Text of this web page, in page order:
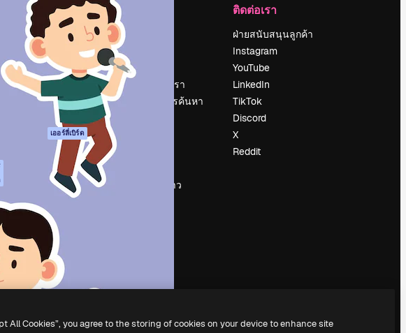
เริ่มต้นใช้งาน
Academy
เอกสาร
การสนับสนุน
เงื่อนไขการใช้งาน
นโยบายความเป็น
เออร์ลี่เบิร์ด
นโยบายคุกกี้
ศูนย์ความน่าเชื่อถือ
พันธมิตร
ธุรกิจ
ราคา
เกี่ยวกับเรา
รีวิว
ร่วมงานกับเรา
แนวโน้มการค้นหา
ห้องแถลงข่าว
ติดต่อเรา
ฝ่ายสนับสนุนลูกค้า
Instagram
YouTube
LinkedIn
TikTok
Discord
X
Reddit
All Cookies”, you agree to the storing of cookies on your device to enhance site